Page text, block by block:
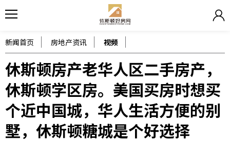
新闻首页 房地产资讯 视频
休斯顿房产老华人区二手房产，
休斯顿学区房。美国买房时想买
个近中国城，华人生活方便的别
墅，休斯顿糖城是个好选择